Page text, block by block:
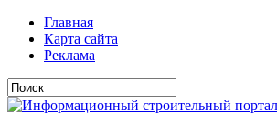
Главная
Карта сайта
Реклама